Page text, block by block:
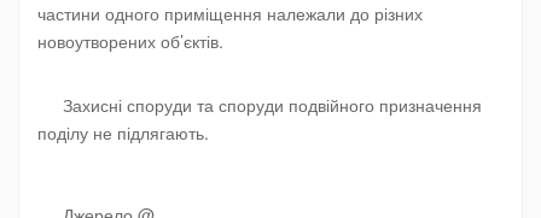
частини одного приміщення належали до різних
новоутворених об’єктів.
Захисні споруди та споруди подвійного призначення
поділу не підлягають.